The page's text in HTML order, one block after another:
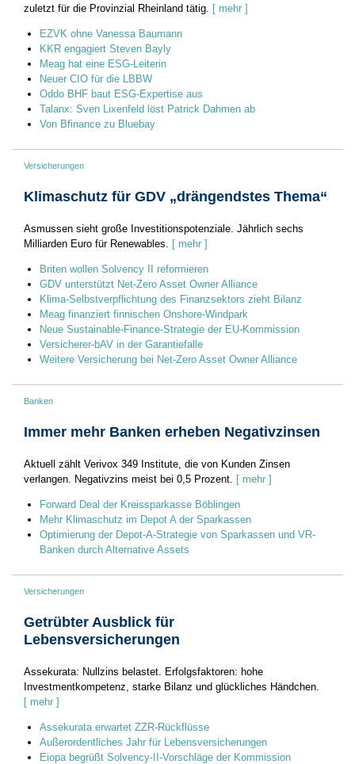
zuletzt für die Provinzial Rheinland tätig. [ mehr ]
EZVK ohne Vanessa Baumann
KKR engagiert Steven Bayly
Meag hat eine ESG-Leiterin
Neuer CIO für die LBBW
Oddo BHF baut ESG-Expertise aus
Talanx: Sven Lixenfeld löst Patrick Dahmen ab
Von Bfinance zu Bluebay
Versicherungen
Klimaschutz für GDV „drängendstes Thema“
Asmussen sieht große Investitionspotenziale. Jährlich sechs
Milliarden Euro für Renewables. [ mehr ]
Briten wollen Solvency II reformieren
GDV unterstützt Net-Zero Asset Owner Alliance
Klima-Selbstverpflichtung des Finanzsektors zieht Bilanz
Meag finanziert finnischen Onshore-Windpark
Neue Sustainable-Finance-Strategie der EU-Kommission
Versicherer-bAV in der Garantiefalle
Weitere Versicherung bei Net-Zero Asset Owner Alli­ance
Banken
Immer mehr Banken erheben Negativzinsen
Aktuell zählt Verivox 349 Institute, die von Kunden Zinsen
verlangen. Negativzins meist bei 0,5 Prozent. [ mehr ]
Forward Deal der Kreissparkasse Böblingen
Mehr Klimaschutz im Depot A der Sparkassen
Optimierung der Depot-A-Strategie von Sparkassen und VR-
Banken durch Alternative Assets
Versicherungen
Getrübter Ausblick für
Lebensversicherungen
Assekurata: Nullzins belastet. Erfolgsfaktoren: hohe
Investmentkompetenz, starke Bilanz und glückliches Händchen.
[ mehr ]
Assekurata erwartet ZZR-Rückflüsse
Außerordentliches Jahr für Lebensversicherungen
Eiopa begrüßt Solvency-II-Vorschläge der Kommission